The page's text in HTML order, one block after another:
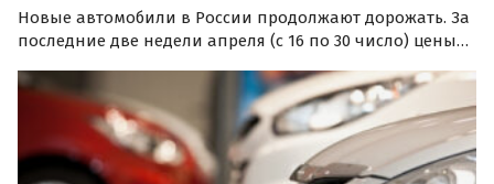
Новые автомобили в России продолжают дорожать. За
последние две недели апреля (с 16 по 30 число) цены
сообщают «Автоновости дня» со ссылкой на экспертов
«Цена Авто».